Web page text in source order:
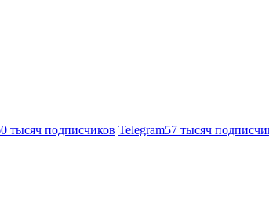
тысяч подписчиков Telegram57 тысяч